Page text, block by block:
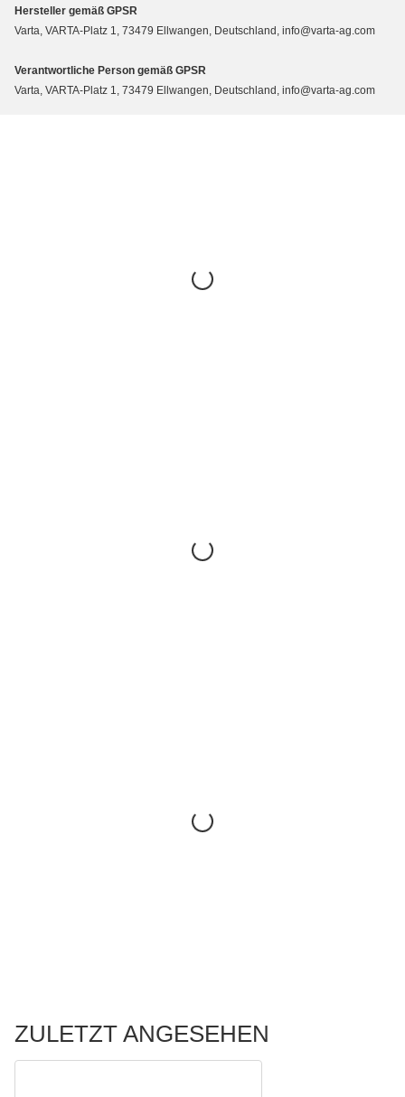
Hersteller gemäß GPSR
Varta, VARTA-Platz 1, 73479 Ellwangen, Deutschland, info@varta-ag.com
Verantwortliche Person gemäß GPSR
Varta, VARTA-Platz 1, 73479 Ellwangen, Deutschland, info@varta-ag.com
ZULETZT ANGESEHEN